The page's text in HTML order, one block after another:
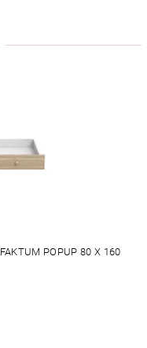
POPUP 80 X 160